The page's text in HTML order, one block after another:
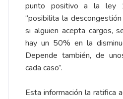
punto positivo a la ley
“posibilita la
si alguien acepta cargos,
hay un 50% en la
Depende también, de
cada caso”.
Esta información la ratifica